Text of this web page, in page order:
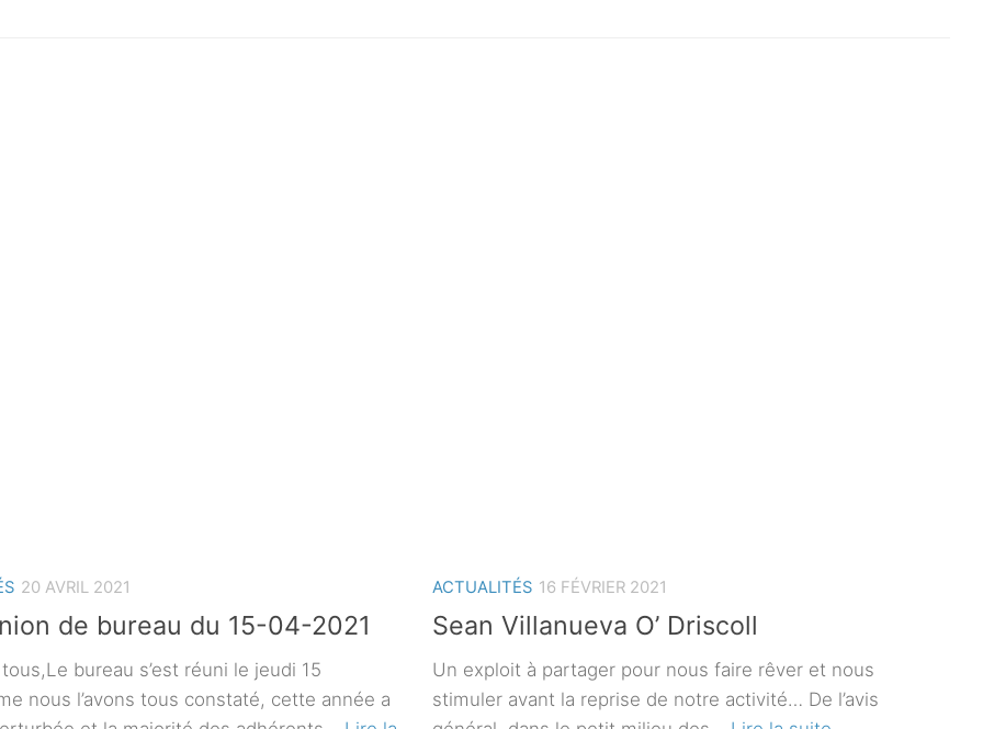
20 AVRIL 2021
de bureau du 15-04-2021
bureau s’est réuni le jeudi 15
nous l’avons tous constaté, cette année a
ACTUALITÉS 16 FÉVRIER 2021
Sean Villanueva O’ Driscoll
Un exploit à partager pour nous faire rêver et nous
stimuler avant la reprise de notre activité… De l’avis